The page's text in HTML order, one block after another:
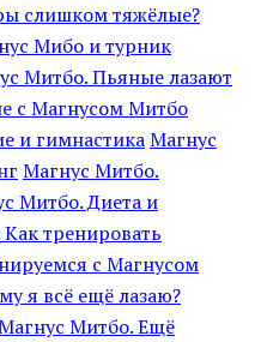
слишком тяжёлые?
Мибо и турник
Митбо. Пьяные лазают
с Магнусом Митбо
и гимнастикаМагнус
Магнус Митбо.
Митбо. Диета и
тренировать
с Магнусом
я всё ещё лазаю?
Митбо. Ещё